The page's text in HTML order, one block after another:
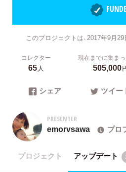
このプロジェクトは、2017年9月
コレクター
65人
現在までに集ま
505,000
シェア ツイー
PRESENTER
emorvsawa プロ
プロジェクト アップデート